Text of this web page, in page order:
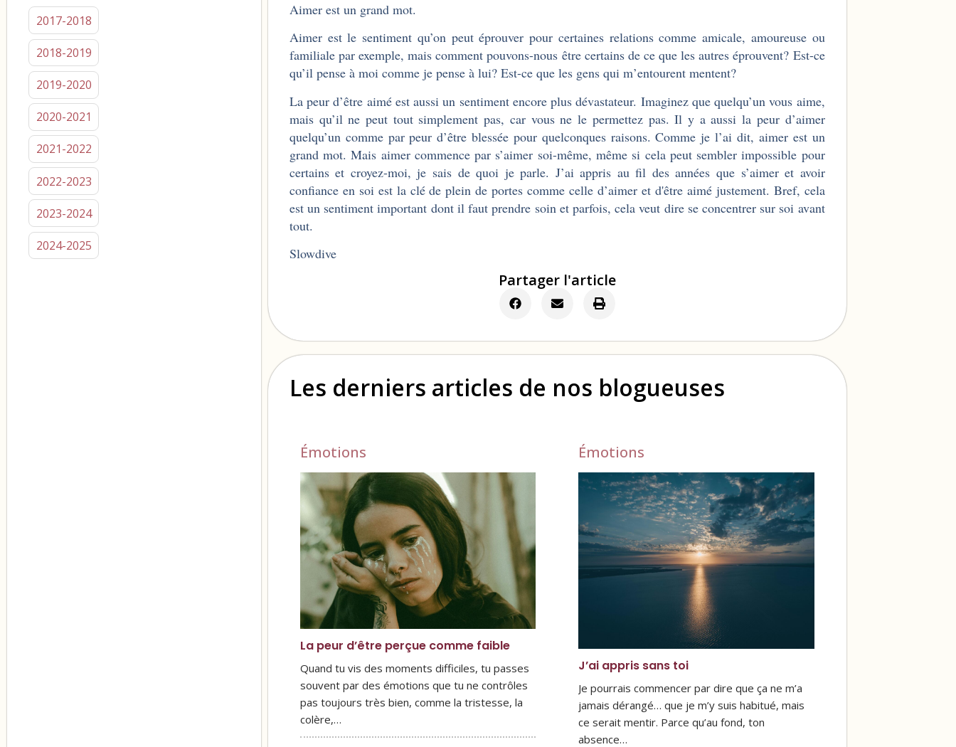
2017-2018
2018-2019
2019-2020
2020-2021
2021-2022
2022-2023
2023-2024
2024-2025
Aimer est un grand mot.
Aimer est le sentiment qu’on peut éprouver pour certaines relations comme amicale, amoureuse ou
familiale par exemple, mais comment pouvons-nous être certains de ce que les autres éprouvent? Est-ce
qu’il pense à moi comme je pense à lui? Est-ce que les gens qui m’entourent mentent?
La peur d’être aimé est aussi un sentiment encore plus dévastateur. Imaginez que quelqu’un vous aime,
mais qu’il ne peut tout simplement pas, car vous ne le permettez pas. Il y a aussi la peur d’aimer
quelqu’un comme par peur d’être blessée pour quelconques raisons. Comme je l’ai dit, aimer est un
grand mot. Mais aimer commence par s’aimer soi-même, même si cela peut sembler impossible pour
certains et croyez-moi, je sais de quoi je parle. J’ai appris au fil des années que s’aimer et avoir
confiance en soi est la clé de plein de portes comme celle d’aimer et d'être aimé justement. Bref, cela
est un sentiment important dont il faut prendre soin et parfois, cela veut dire se concentrer sur soi avant
tout.
Slowdive
Partager l'article
Les derniers articles de nos blogueuses
Émotions
La peur d’être perçue comme faible
Quand tu vis des moments difficiles, tu passes
souvent par des émotions que tu ne contrôles
pas toujours très bien, comme la tristesse, la
colère,…
Émotions
J’ai appris sans toi
Je pourrais commencer par dire que ça ne m’a
jamais dérangé… que je m’y suis habitué, mais
ce serait mentir. Parce qu’au fond, ton
absence…